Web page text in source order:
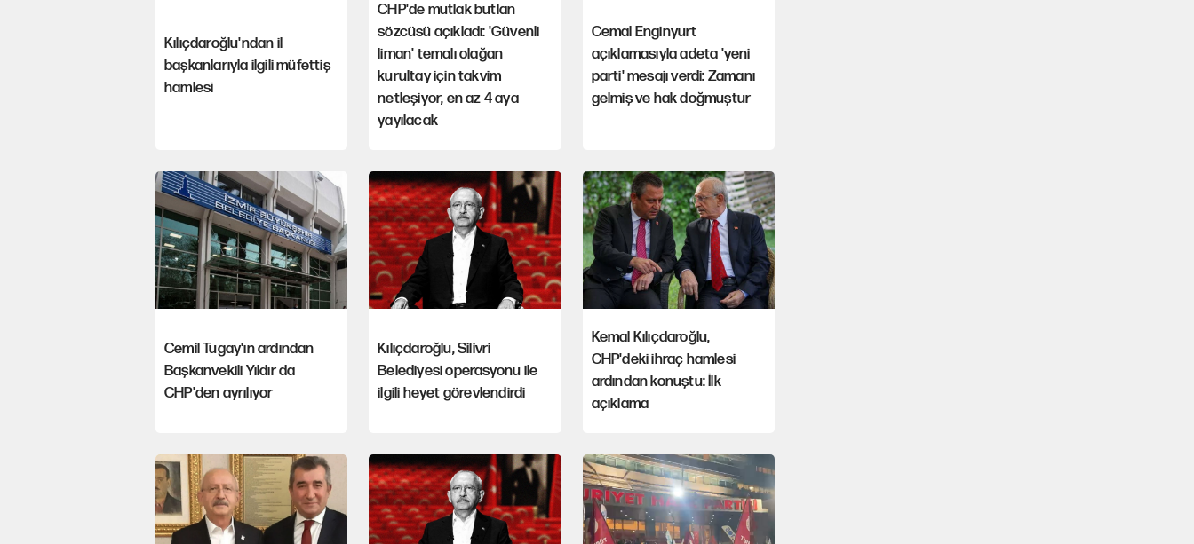
Kılıçdaroğlu'ndan il
başkanlarıyla ilgili müfettiş
hamlesi
CHP'de mutlak butlan
sözcüsü açıkladı: 'Güvenli
liman' temalı olağan
kurultay için takvim
netleşiyor, en az 4 aya
yayılacak
Cemal Enginyurt
açıklamasıyla adeta 'yeni
parti' mesajı verdi: Zamanı
gelmiş ve hak doğmuştur
Cemil Tugay'ın ardından
Başkanvekili Yıldır da
CHP'den ayrılıyor
Kılıçdaroğlu, Silivri
Belediyesi operasyonu ile
ilgili heyet görevlendirdi
Kemal Kılıçdaroğlu,
CHP'deki ihraç hamlesi
ardından konuştu: İlk
açıklama